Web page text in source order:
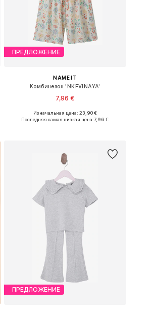
ПРЕДЛОЖЕНИЕ
NAME IT
Комбинезон 'NKFVINAYA'
7,96 €
+7
Доступно множество размеров
Изначальная цена: 23,90 €
Последняя самая низкая цена:7,96 €
ПРЕДЛОЖЕНИЕ